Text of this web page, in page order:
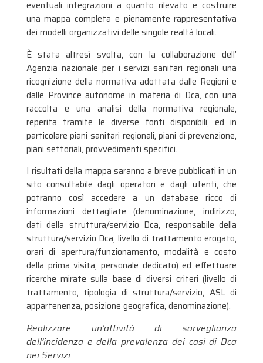
eventuali integrazioni a quanto rilevato e costruire
una mappa completa e pienamente rappresentativa
dei modelli organizzativi delle singole realtà locali.
È stata altresì svolta, con la collaborazione dell’
Agenzia nazionale per i servizi sanitari regionali una
ricognizione della normativa adottata dalle Regioni e
dalle Province autonome in materia di Dca, con una
raccolta e una analisi della normativa regionale,
reperita tramite le diverse fonti disponibili, ed in
particolare piani sanitari regionali, piani di prevenzione,
piani settoriali, provvedimenti specifici.
I risultati della mappa saranno a breve pubblicati in un
sito consultabile dagli operatori e dagli utenti, che
potranno così accedere a un database ricco di
informazioni dettagliate (denominazione, indirizzo,
dati della struttura/servizio Dca, responsabile della
struttura/servizio Dca, livello di trattamento erogato,
orari di apertura/funzionamento, modalità e costo
della prima visita, personale dedicato) ed effettuare
ricerche mirate sulla base di diversi criteri (livello di
trattamento, tipologia di struttura/servizio, ASL di
appartenenza, posizione geografica, denominazione).
Realizzare un’attività di sorveglianza
dell’incidenza e della prevalenza dei casi di Dca
nei Servizi